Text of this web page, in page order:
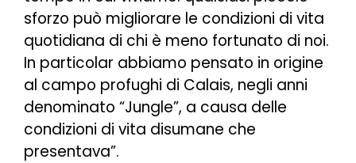
sforzo può migliorare le condizioni di vita
quotidiana di chi è meno fortunato di noi.
In particolar abbiamo pensato in origine
al campo profughi di Calais, negli anni
denominato “Jungle”, a causa delle
condizioni di vita disumane che
presentava”.